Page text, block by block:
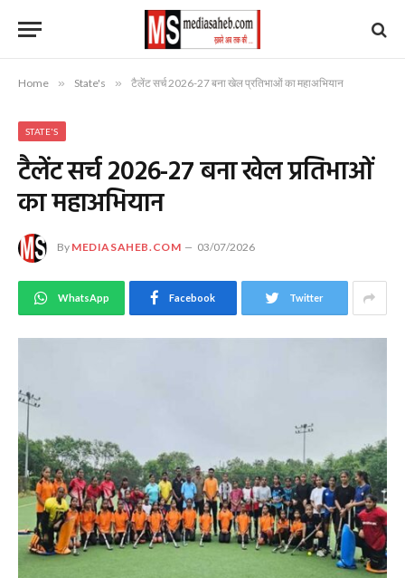
Home » State's » टैलेंट सर्च 2026-27 बना खेल प्रतिभाओं का महाअभियान
STATE'S
टैलेंट सर्च 2026-27 बना खेल प्रतिभाओं
का महाअभियान
By MEDIASAHEB.COM 03/07/2026
WhatsApp Facebook Twitter